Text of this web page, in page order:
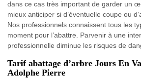
dans ce cas très important de garder un
mieux anticiper si d’éventuelle coupe ou
Nos professionnels connaissent tous les
moment pour l’abattre. Parvenir à une
professionnelle diminue les risques de
Tarif abattage d’arbre Jours En
Adolphe Pierre